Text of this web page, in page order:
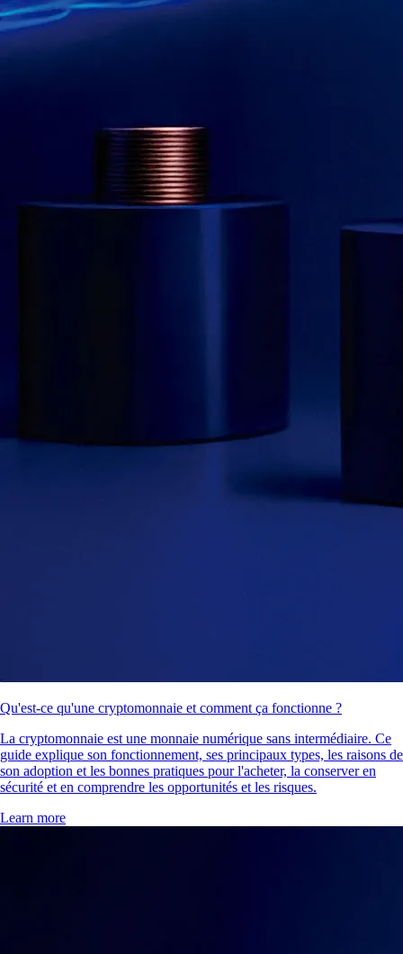
Qu'est-ce qu'une cryptomonnaie et comment ça fonctionne ?
La cryptomonnaie est une monnaie numérique sans intermédiaire. Ce
guide explique son fonctionnement, ses principaux types, les raisons de
son adoption et les bonnes pratiques pour l'acheter, la conserver en
sécurité et en comprendre les opportunités et les risques.
Learn more